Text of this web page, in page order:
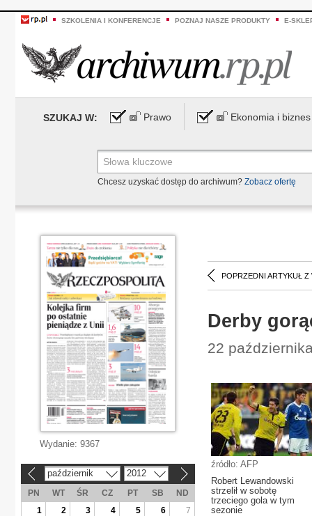
SZKOLENIA I KONFERENCJE POZNAJ NASZE PRODUKTY E-
SZUKAJ W: Prawo Ekonomia i biznes
Chcesz uzyskać dostęp do archiwum? Zobacz ofertę
POPRZEDNI ARTYKUŁ Z
Derby
22
źródło: AFP
Robert Lewandowski
strzelił w sobotę
trzeciego gola w tym
sezonie
Wydanie: 9367
październik 2012
PN WT ŚR CZ PT SB
ND
1
2 3 4 5 6
7